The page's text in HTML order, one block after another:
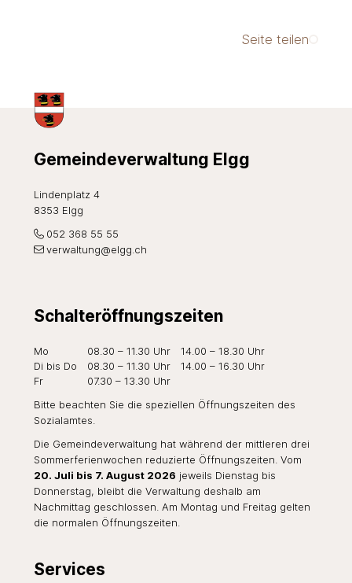
Seite teilen
Footer
Gemeindeverwaltung Elgg
Lindenplatz 4
8353 Elgg
052 368 55 55
verwaltung@elgg.ch
Schalteröffnungszeiten
Wochentag Öffnungszeiten Vormittag Öffnungszeiten
Mo 08.30 – 11.30 Uhr
14.00 – 18.30 Uhr
Di bis Do 08.30 – 11.30 Uhr
14.00 – 16.30 Uhr
Fr
07.30 – 13.30 Uhr
Bitte beachten Sie die speziellen Öffnungszeiten des
Sozialamtes.
Die Gemeindeverwaltung hat während der mittleren drei
Sommerferienwochen reduzierte Öffnungszeiten. Vom
20. Juli bis 7. August 2026 jeweils Dienstag bis
Donnerstag, bleibt die Verwaltung deshalb am
Nachmittag geschlossen. Am Montag und Freitag gelten
die normalen Öffnungszeiten.
Services